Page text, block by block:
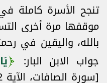
تنجح الأسرة كاملة
موقفها مرة أخرى
بالله، واليقين في
جواب الابن البار: